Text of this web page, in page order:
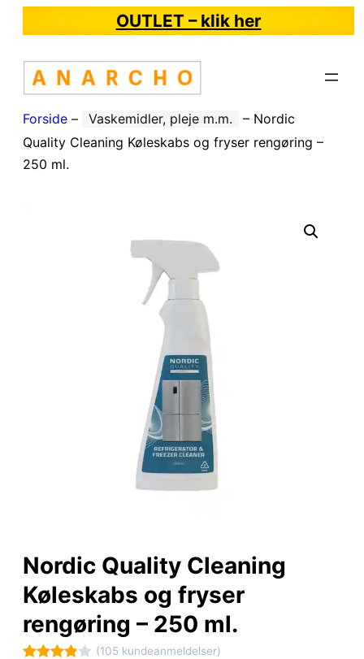
OUTLET – klik her
Forside – Vaskemidler, pleje m.m. – Nordic
Quality Cleaning Køleskabs og fryser rengøring –
250 ml.
Nordic Quality Cleaning
Køleskabs og fryser
rengøring – 250 ml.
(105 kundeanmeldelser)